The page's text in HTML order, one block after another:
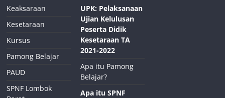
Keaksaraan
Kesetaraan
Kursus
Pamong Belajar
PAUD
SPNF Lombok
UPK: Pelaksanaan
Ujian Kelulusan
Peserta Didik
Kesetaraan TA
2021-2022
Apa itu Pamong
Belajar?
Apa itu SPNF